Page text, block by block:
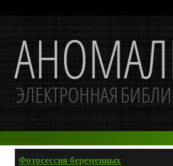
Фотосессия беременных